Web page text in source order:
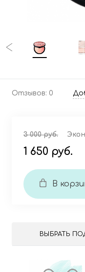
Отзывов: 0
3 000 руб.
1 650 руб.
В
ВЫБРАТЬ